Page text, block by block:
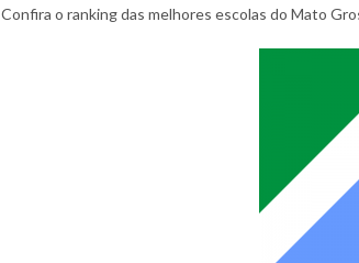
Confira o ranking das melhores escolas do Mato